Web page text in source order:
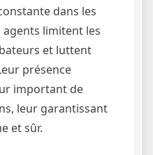
dans les
agents limitent les
et luttent
présence
important de
leur garantissant
et sûr.